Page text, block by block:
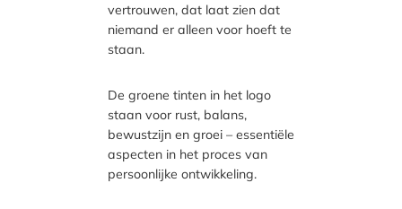
vertrouwen, dat laat zien dat
niemand er alleen voor hoeft te
staan.
De groene tinten in het logo
staan voor rust, balans,
bewustzijn en groei – essentiële
aspecten in het proces van
persoonlijke ontwikkeling.